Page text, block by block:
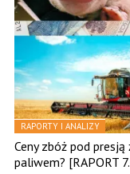
RAPORTY I ANALIZY
Ceny zbóż pod
paliwem? [RAPORT